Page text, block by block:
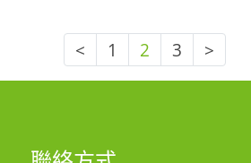
< 1 2 3 >